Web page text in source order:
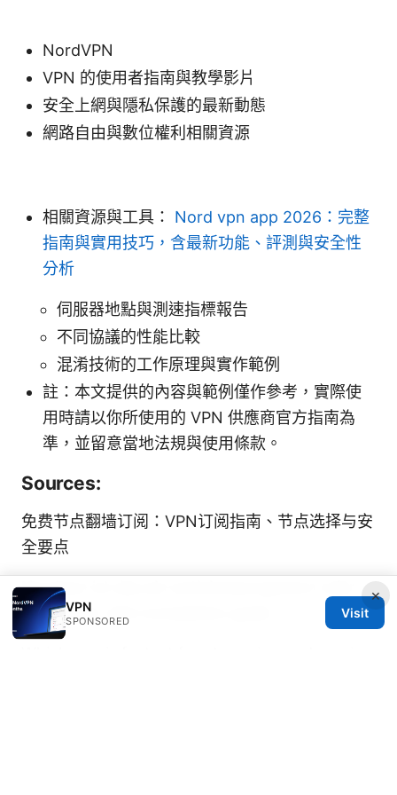
NordVPN
VPN 的使用者指南與教學影片
安全上網與隱私保護的最新動態
網路自由與數位權利相關資源
相關資源與工具： Nord vpn app 2026：完整
指南與實用技巧，含最新功能、評測與安全性
分析
伺服器地點與測速指標報告
不同協議的性能比較
混淆技術的工作原理與實作範例
註：本文提供的內容與範例僅作參考，實際使
用時請以你所使用的 VPN 供應商官方指南為
準，並留意當地法規與使用條款。
Sources:
免费节点翻墙订阅：VPN订阅指南、节点选择与安
全要点
Nordvpn ist das ein antivirenprogramm oder
doch mehr dein kompletter guide
×
VPN
SPONSORED
Visit